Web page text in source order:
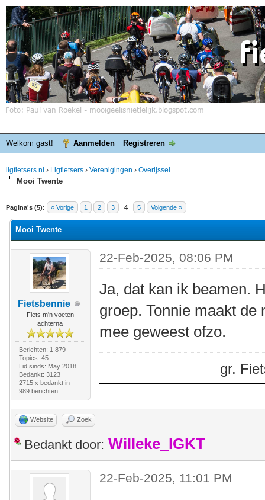
Welkom gast! Aanmelden Registreren
ligfietsers.nl › Ligfietsers › Verenigingen › Overijssel
Mooi Twente
Pagina's (5): « Vorige 1 2 3 4 5 Volgende »
waardering is 0
Mooi Twente
Fietsbennie
Fiets m'n voeten
achterna
Berichten: 1.879
Topics: 45
Lid sinds: May 2018
Bedankt: 3123
2715 x bedankt in
989 berichten
22-Feb-2025, 08:06 PM
Ja, dat kan ik beamen.
groep. Tonnie maakt
mee geweest ofzo.
gr.
Website Zoek
Bedankt door: Willeke_IGKT
22-Feb-2025, 11:01 PM